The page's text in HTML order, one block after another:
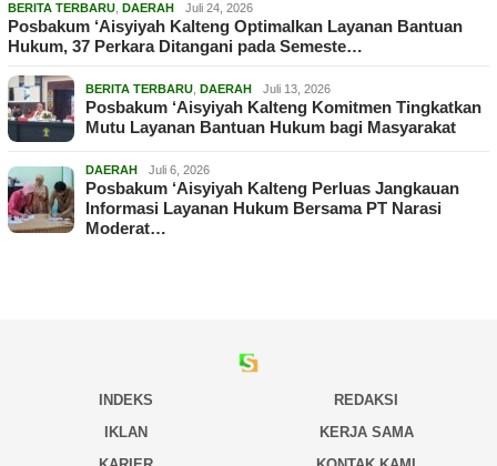
BERITA TERBARU DAERAH Juli 24, 2026
Posbakum ‘Aisyiyah Kalteng Optimalkan Layanan Bantuan
Hukum, 37 Perkara Ditangani pada Semeste…
BERITA TERBARU DAERAH Juli 13, 2026
Posbakum ‘Aisyiyah Kalteng Komitmen Tingkatkan
Mutu Layanan Bantuan Hukum bagi Masyarakat
DAERAH Juli 6, 2026
Posbakum ‘Aisyiyah Kalteng Perluas Jangkauan
Informasi Layanan Hukum Bersama PT Narasi
Moderat…
INDEKS
REDAKSI
IKLAN
KERJA SAMA